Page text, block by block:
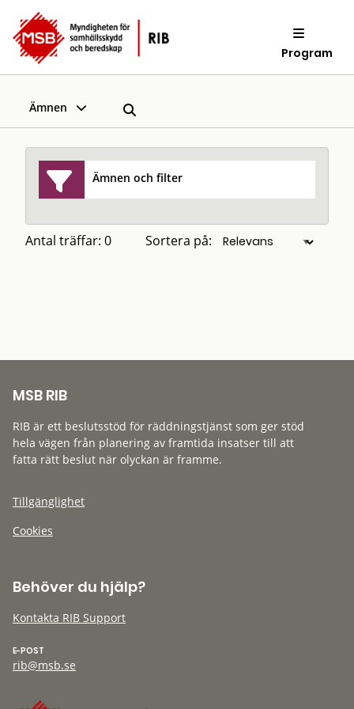
Program
Ämnen
Ämnen och filter
Antal träffar: 0 Sortera på:
MSB RIB
RIB är ett beslutsstöd för räddningstjänst som ger stöd
hela vägen från planering av framtida insatser till att
fatta rätt beslut när olyckan är framme.
Tillgänglighet
Cookies
Behöver du hjälp?
Kontakta RIB Support
E-POST
rib@msb.se